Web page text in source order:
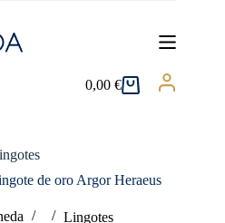
Carro
0,00€
de oro Argor Heraeus
Lingotes